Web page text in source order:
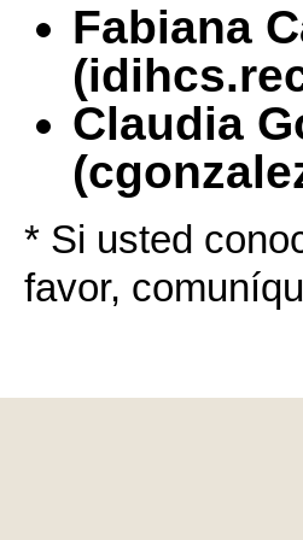
Fabiana
Claudia
* Si usted
favor,